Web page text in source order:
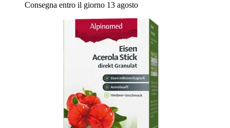
Consegna entro il giorno 13 agosto